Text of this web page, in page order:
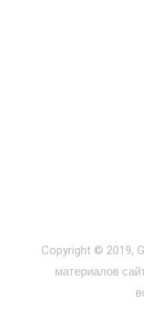
Copyright © 2019,
материалов